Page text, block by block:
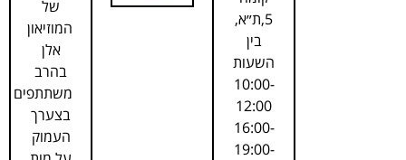
5,ת״א,
בין
השעות
10:00-
12:00
16:00-
19:00-
של
המוזיאון
אלן
בהרב
משתתפים
בצערך
העמוק